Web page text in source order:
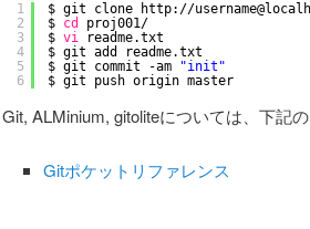
1
2
3
4
5
6
$ git clone http: //username
$ cd
proj001/
$ vi
readme.txt
$ git add readme.txt
$ git commit -am
"init"
$ git push origin master
Git, ALMinium, gitoliteについては、下記
Gitポケットリファレンス